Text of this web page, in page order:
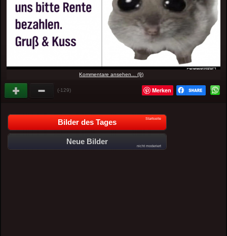
Kommentare ansehen... (9)
(-129) Merken
Bilder des Tages Startseite
Neue Bilder
nicht moderiert